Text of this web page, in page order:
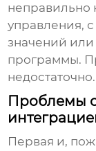
неправильно
управления,
значений
программы.
недостаточно.
Проблемы
Первая и,